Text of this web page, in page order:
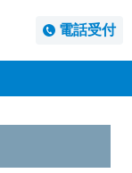
電話受付